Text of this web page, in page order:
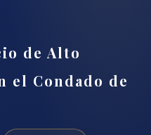
de Alto
el Condado de